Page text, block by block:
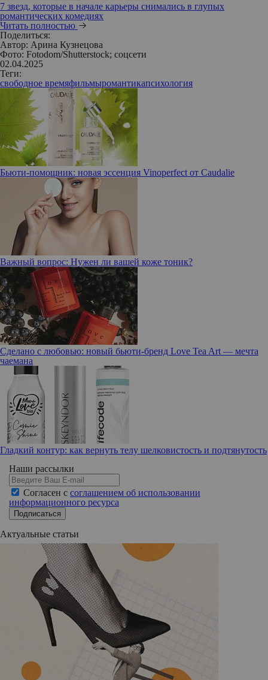
7 звезд, которые в начале карьеры снимались в глупых
романтических комедиях
Читать полностью
Поделиться:
Автор: Арина Кузнецова
Фото: Fotodom/Shutterstock; соцсети
02.04.2025
Теги:
свободное времяфильмыромантикапсихология
Бьюти-помощник: новая эссенция Vinoperfect от Caudalie
Важный вопрос: Нужен ли вашей коже тоник?
Сделано с любовью: новый бьюти-бренд Love Tea Art — мечта
чаемана
Гладкий контур: как вернуть телу шелковистость и подтянутость
Наши рассылки
Согласен с соглашением об использовании
информационного ресурса
Подписаться
Актуальные статьи